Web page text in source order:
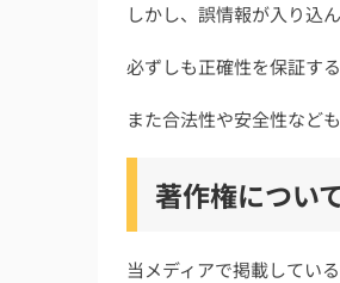
しかし、誤情報が入り込
必ずしも正確性を保証す
また合法性や安全性など
著作権につい
当メディアで掲載してい